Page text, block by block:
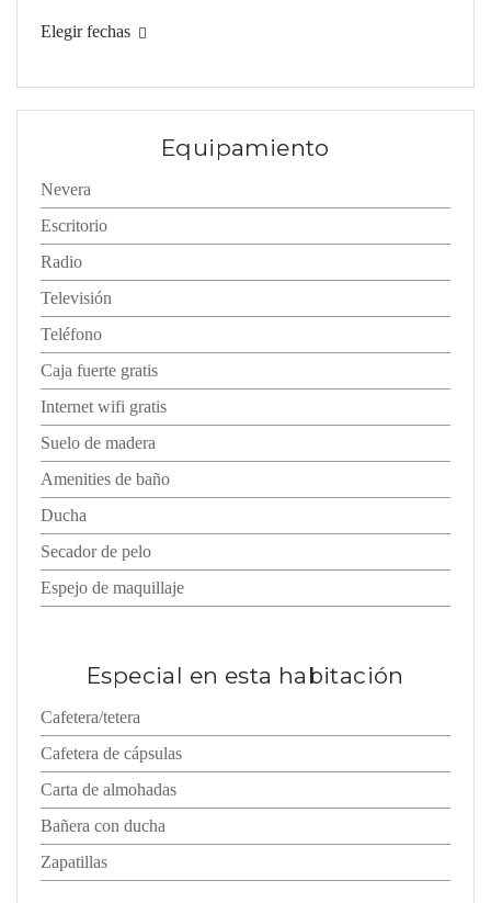
Elegir fechas
Equipamiento
Nevera
Escritorio
Radio
Televisión
Teléfono
Caja fuerte gratis
Internet wifi gratis
Suelo de madera
Amenities de baño
Ducha
Secador de pelo
Espejo de maquillaje
Especial en esta habitación
Cafetera/tetera
Cafetera de cápsulas
Carta de almohadas
Bañera con ducha
Zapatillas